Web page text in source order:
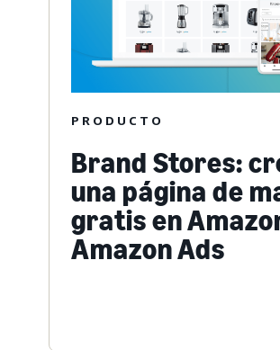
PRODUCTO
Brand Stores:
una página de
gratis en
Amazon Ads